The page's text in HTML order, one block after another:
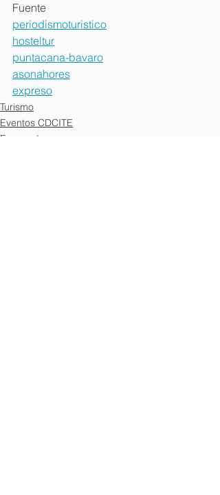
Fuente
periodismoturistico
hosteltur
puntacana-bavaro
asonahores
expreso
Turismo
Eventos CDCITE
Economía